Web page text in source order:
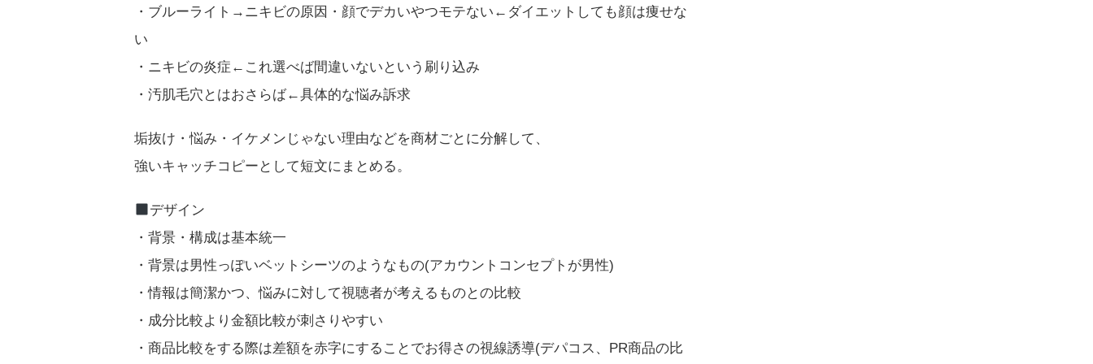
・ブルーライト→ニキビの原因・顔でデカいやつモテない←ダイエットしても顔は痩せな
い
・ニキビの炎症←これ選べば間違いないという刷り込み
・汚肌毛穴とはおさらば←具体的な悩み訴求
垢抜け・悩み・イケメンじゃない理由などを商材ごとに分解して、
強いキャッチコピーとして短文にまとめる。
デザイン
・背景・構成は基本統一
・背景は男性っぽいベットシーツのようなもの(アカウントコンセプトが男性)
・情報は簡潔かつ、悩みに対して視聴者が考えるものとの比較
・成分比較より金額比較が刺さりやすい
・商品比較をする際は差額を赤字にすることでお得さの視線誘導(デパコス、PR商品の比